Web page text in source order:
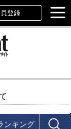
登録
ンキング